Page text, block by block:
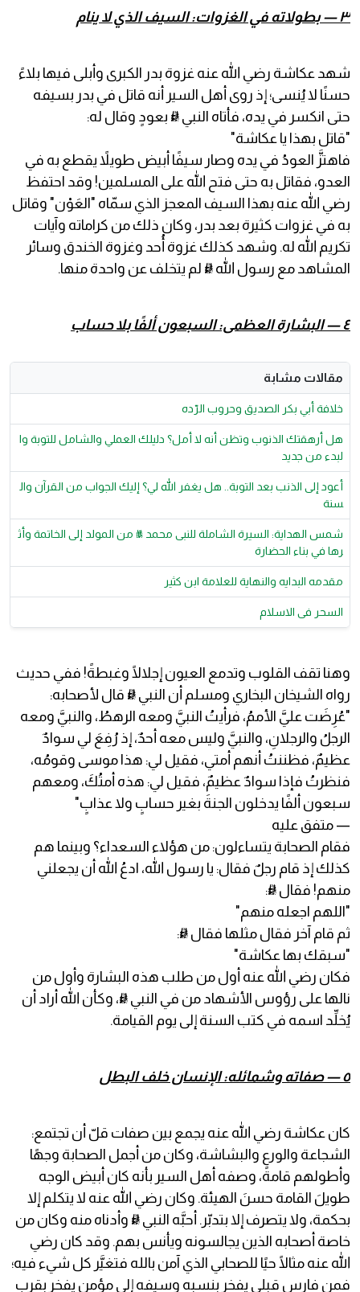
٣ — بطولاته في الغزوات: السيف الذي لا ينام
شهد عكاشة رضي الله عنه غزوة بدر الكبرى وأبلى فيها بلاءً
حسنًا لا يُنسى؛ إذ روى أهل السير أنه قاتل في بدر بسيفه
حتى انكسر في يده، فأتاه النبي ﷺ بعودٍ وقال له:
"قاتل بهذا يا عكاشة"
فاهتزَّ العودُ في يده وصار سيفًا أبيض طويلاً يقطع به في
العدو، فقاتل به حتى فتح الله على المسلمين! وقد احتفظ
رضي الله عنه بهذا السيف المعجز الذي سمّاه "العَوْن" وقاتل
به في غزوات كثيرة بعد بدر، وكان ذلك من كراماته وآيات
تكريم الله له. وشهد كذلك غزوة أُحد وغزوة الخندق وسائر
المشاهد مع رسول الله ﷺ لم يتخلف عن واحدة منها.
٤ — البشارة العظمى: السبعون ألفًا بلا حساب
مقالات مشابة
خلافة أبي بكر الصديق وحروب الرّده
هل أرهقتك الذنوب وتظن أنه لا أمل؟ دليلك العملي والشامل للتوبة وا
لبدء من جديد
أعود إلى الذنب بعد التوبة.. هل يغفر الله لي؟ إليك الجواب من القرآن وال
سنة
شمس الهداية: السيرة الشاملة للنبى محمد ﷺ من المولد إلى الخاتمة وأث
رها في بناء الحضارة
مقدمه البدايه والنهاية للعلامة ابن كثير
السحر فى الاسلام
وهنا تقف القلوب وتدمع العيون إجلالًا وغبطةً! ففي حديث
رواه الشيخان البخاري ومسلم أن النبي ﷺ قال لأصحابه:
"عُرِضَت عليَّ الأممُ، فرأيتُ النبيَّ ومعه الرهطُ، والنبيَّ ومعه
الرجلُ والرجلانِ، والنبيَّ وليس معه أحدٌ، إذ رُفِعَ لي سوادٌ
عظيمٌ، فظننتُ أنهم أمتي، فقيل لي: هذا موسى وقومُه،
فنظرتُ فإذا سوادٌ عظيمٌ، فقيل لي: هذه أمتُكَ، ومعهم
سبعون ألفًا يدخلون الجنةَ بغير حسابٍ ولا عذابٍ"
— متفق عليه
فقام الصحابة يتساءلون: من هؤلاء السعداء؟ وبينما هم
كذلك إذ قام رجلٌ فقال: يا رسول الله، ادعُ الله أن يجعلني
منهم! فقال ﷺ:
"اللهم اجعله منهم"
ثم قام آخر فقال مثلها فقال ﷺ:
"سبقك بها عكاشة"
فكان رضي الله عنه أول من طلب هذه البشارة وأول من
نالها على رؤوس الأشهاد من في النبي ﷺ، وكأن الله أراد أن
يُخلِّد اسمه في كتب السنة إلى يوم القيامة.
٥ — صفاته وشمائله: الإنسان خلف البطل
كان عكاشة رضي الله عنه يجمع بين صفات قلّ أن تجتمع:
الشجاعة والورع والبشاشة، وكان من أجمل الصحابة وجهًا
وأطولهم قامةً، وصفه أهل السير بأنه كان أبيض الوجه
طويلَ القامة حسنَ الهيئة. وكان رضي الله عنه لا يتكلم إلا
بحكمة، ولا يتصرف إلا بتدبّر. أحبَّه النبي ﷺ وأدناه منه وكان من
خاصة أصحابه الذين يجالسونه ويأنس بهم. وقد كان رضي
الله عنه مثالًا حيًا للصحابي الذي آمن بالله فتغيَّر كل شيء فيه؛
فمن فارس قبلي يفخر بنسبه وسيفه إلى مؤمن يفخر بقرب